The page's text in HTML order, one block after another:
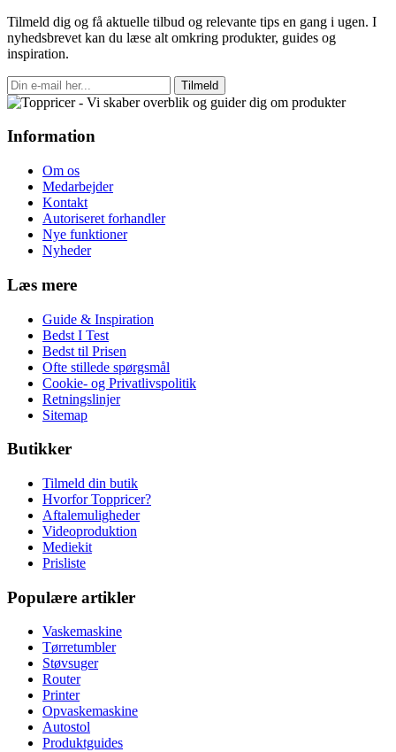
Tilmeld dig og få aktuelle tilbud og relevante tips en gang i ugen. I
nyhedsbrevet kan du læse alt omkring produkter, guides og
inspiration.
Tilmeld
Information
Om os
Medarbejder
Kontakt
Autoriseret forhandler
Nye funktioner
Nyheder
Læs mere
Guide & Inspiration
Bedst I Test
Bedst til Prisen
Ofte stillede spørgsmål
Cookie- og Privatlivspolitik
Retningslinjer
Sitemap
Butikker
Tilmeld din butik
Hvorfor Toppricer?
Aftalemuligheder
Videoproduktion
Mediekit
Prisliste
Populære artikler
Vaskemaskine
Tørretumbler
Støvsuger
Router
Printer
Opvaskemaskine
Autostol
Produktguides